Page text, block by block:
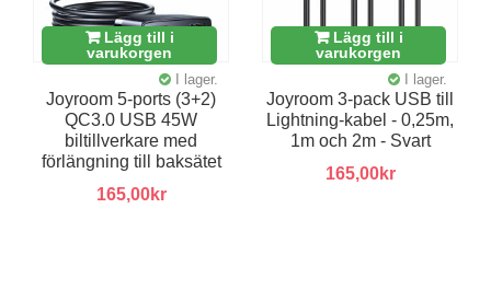
Lägg till i
varukorgen
I lager.
Joyroom 5-ports (3+2)
QC3.0 USB 45W
biltillverkare med
förlängning till baksätet
165,00kr
Lägg till i
varukorgen
I lager.
Joyroom 3-pack USB till
Lightning-kabel - 0,25m,
1m och 2m - Svart
165,00kr